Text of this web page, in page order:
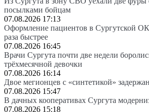
посылками бойцам
07.08.2026 17:13
Оформление пациентов в Сургутской
раза быстрее
07.08.2026 16:45
Врачи Сургута почти две недели
трёхмесячной девочки
07.08.2026 16:14
Двое мегионцев с «синтетикой»
07.08.2026 15:47
В дачных кооперативах Сургута
07.08.2026 15:18